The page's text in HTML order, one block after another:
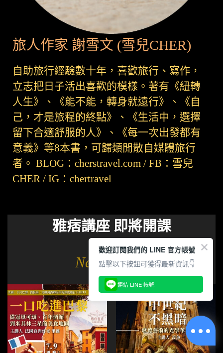
旅人作家 謝雪文 (雪兒CHER)
自助旅行經驗數十年，喜歡旅行、寫作，
立志把日子活出喜歡的模樣。著有《紐轉
人生》、《能不能，轉身就遠行》、《自
己，才是旅程的終點》、《生活中，選擇
留下合適舒服的人》、《每一次出發都有
意義》等8本書，可歸類閒散自媒體旅行
者。 BLOG：cherstravel.com / FB：雪兒
CHER / IG：chertravel
雅痞講座 即將開課
New Arrival
歡迎訂閱我們的 LINE 官方帳號
點擊以下按鈕可獲得最新資訊👇
連結 LINE 帳號